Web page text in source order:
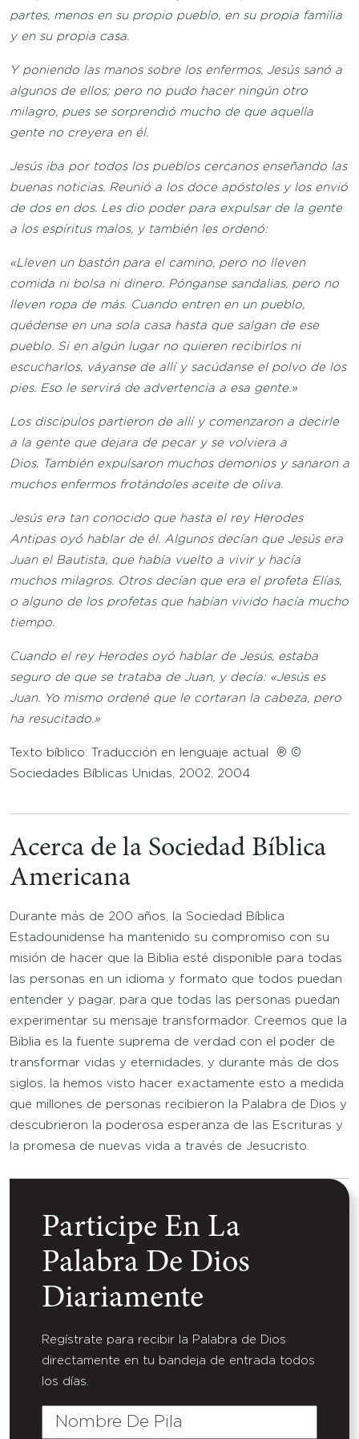
partes, menos en su propio pueblo, en su propia familia
y en su propia casa.
Y poniendo las manos sobre los enfermos, Jesús sanó a
algunos de ellos; pero no pudo hacer ningún otro
milagro, pues se sorprendió mucho de que aquella
gente no creyera en él.
Jesús iba por todos los pueblos cercanos enseñando las
buenas noticias. Reunió a los doce apóstoles y los envió
de dos en dos. Les dio poder para expulsar de la gente
a los espíritus malos, y también les ordenó:
«Lleven un bastón para el camino, pero no lleven
comida ni bolsa ni dinero. Pónganse sandalias, pero no
lleven ropa de más. Cuando entren en un pueblo,
quédense en una sola casa hasta que salgan de ese
pueblo. Si en algún lugar no quieren recibirlos ni
escucharlos, váyanse de allí y sacúdanse el polvo de los
pies. Eso le servirá de advertencia a esa gente.»
Los discípulos partieron de allí y comenzaron a decirle
a la gente que dejara de pecar y se volviera a
Dios. También expulsaron muchos demonios y sanaron a
muchos enfermos frotándoles aceite de oliva.
Jesús era tan conocido que hasta el rey Herodes
Antipas oyó hablar de él. Algunos decían que Jesús era
Juan el Bautista, que había vuelto a vivir y hacía
muchos milagros. Otros decían que era el profeta Elías,
o alguno de los profetas que habían vivido hacía mucho
tiempo.
Cuando el rey Herodes oyó hablar de Jesús, estaba
seguro de que se trataba de Juan, y decía: «Jesús es
Juan. Yo mismo ordené que le cortaran la cabeza, pero
ha resucitado.»
Texto bíblico: Traducción en lenguaje actual ® ©
Sociedades Bíblicas Unidas, 2002, 2004.
Acerca de la Sociedad Bíblica
Americana
Durante más de 200 años, la Sociedad Bíblica
Estadounidense ha mantenido su compromiso con su
misión de hacer que la Biblia esté disponible para todas
las personas en un idioma y formato que todos puedan
entender y pagar, para que todas las personas puedan
experimentar su mensaje transformador. Creemos que la
Biblia es la fuente suprema de verdad con el poder de
transformar vidas y eternidades, y durante más de dos
siglos, la hemos visto hacer exactamente esto a medida
que millones de personas recibieron la Palabra de Dios y
descubrieron la poderosa esperanza de las Escrituras y
la promesa de nuevas vida a través de Jesucristo.
Participe En La
Palabra De Dios
Diariamente
Regístrate para recibir la Palabra de Dios
directamente en tu bandeja de entrada todos
los días.
Nombre